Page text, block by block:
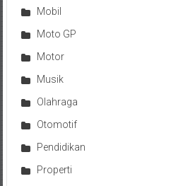
Mobil
Moto GP
Motor
Musik
Olahraga
Otomotif
Pendidikan
Properti